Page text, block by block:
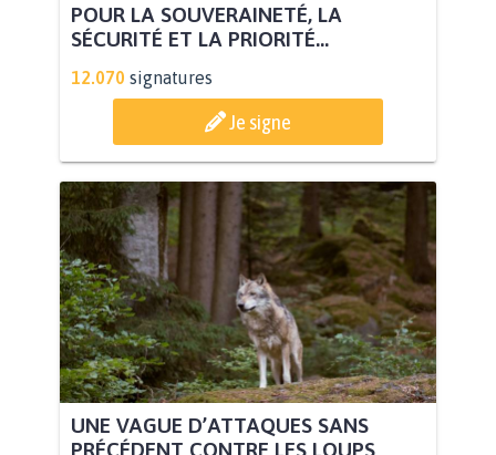
POUR LA SOUVERAINETÉ, LA
SÉCURITÉ ET LA PRIORITÉ...
12.070 signatures
Je signe
UNE VAGUE D’ATTAQUES SANS
PRÉCÉDENT CONTRE LES LOUPS